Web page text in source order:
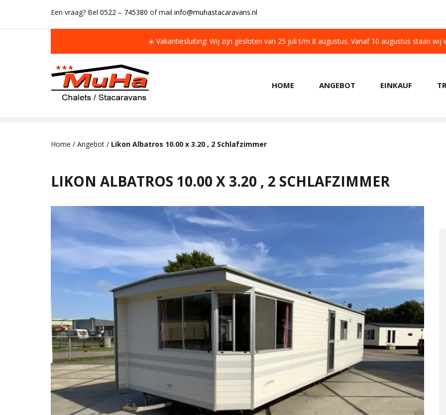
Een vraag? Bel 0522 – 745380 of mail info@muhastacaravans.nl
☀️ Vakantiesluiting: Wij zijn gesloten van 25 juli t/m 8 augustus. Vanaf 10 augustus staan wij
HOME ANGEBOT EINKAUF
Home / Angebot / Likon Albatros 10.00 x 3.20 , 2 Schlafzimmer
LIKON ALBATROS 10.00 X 3.20 , 2 SCHLAFZIMMER